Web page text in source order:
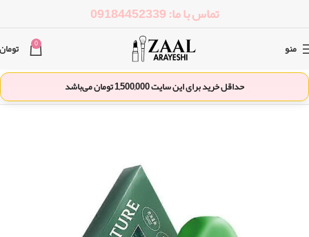
تماس با ما: 09184452339
منو 0 تومان
حداقل خرید برای این سایت1,500,000تومان می‌باشد